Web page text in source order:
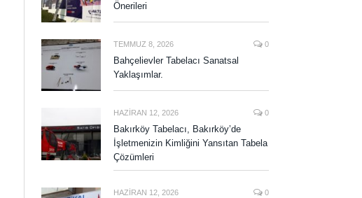
Önerileri
TEMMUZ 8, 2026 0
Bahçelievler Tabelacı Sanatsal
Yaklaşımlar.
HAZIRAN 12, 2026 0
Bakırköy Tabelacı, Bakırköy’de
İşletmenizin Kimliğini Yansıtan Tabela
Çözümleri
HAZIRAN 12, 2026 0